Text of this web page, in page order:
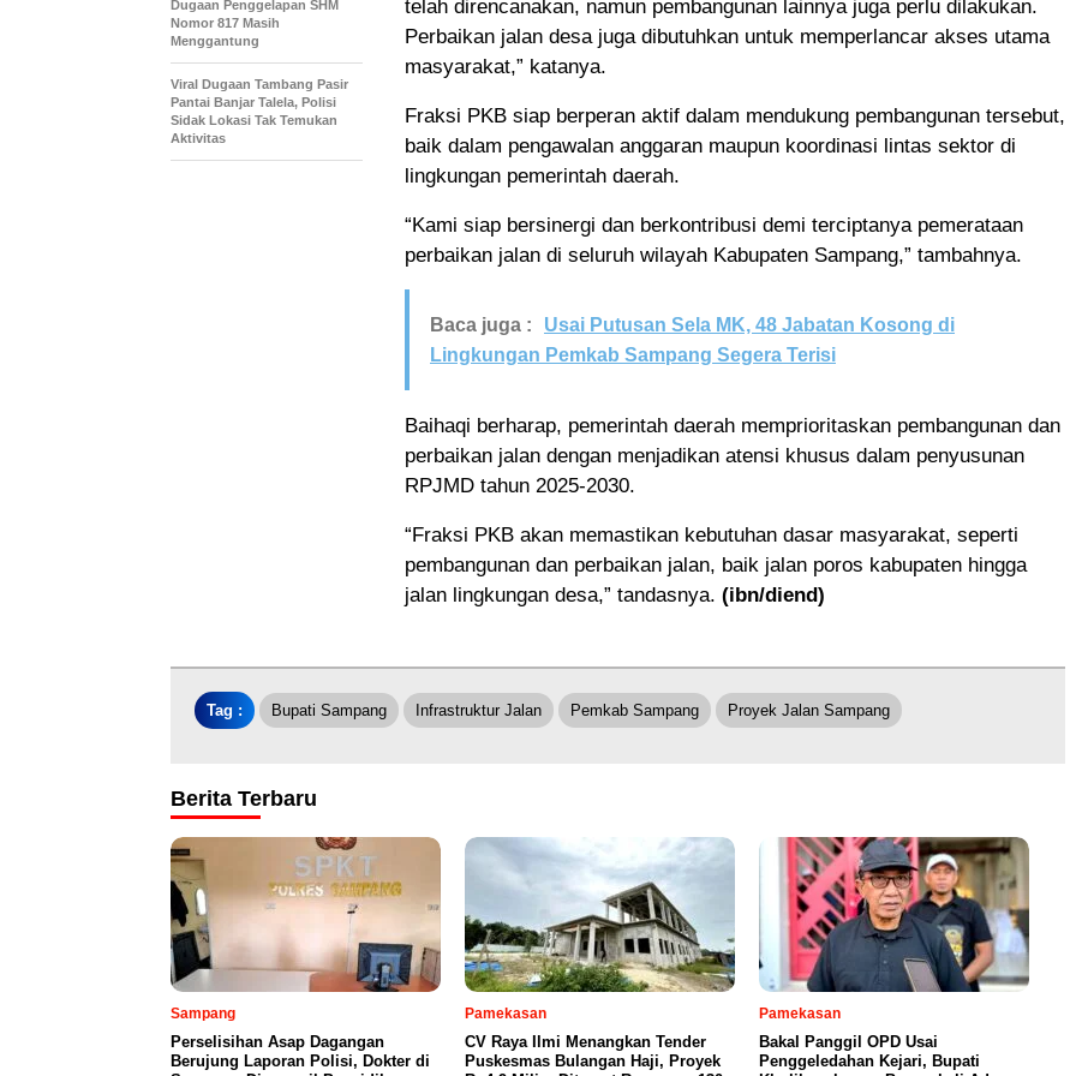
telah direncanakan, namun pembangunan lainnya juga perlu dilakukan.
Perbaikan jalan desa juga dibutuhkan untuk memperlancar akses utama
masyarakat,” katanya.
Fraksi PKB siap berperan aktif dalam mendukung pembangunan tersebut,
baik dalam pengawalan anggaran maupun koordinasi lintas sektor di
lingkungan pemerintah daerah.
“Kami siap bersinergi dan berkontribusi demi terciptanya pemerataan
perbaikan jalan di seluruh wilayah Kabupaten Sampang,” tambahnya.
Baca juga :
Usai Putusan Sela MK, 48 Jabatan Kosong di
Lingkungan Pemkab Sampang Segera Terisi
Baihaqi berharap, pemerintah daerah memprioritaskan pembangunan dan
perbaikan jalan dengan menjadikan atensi khusus dalam penyusunan
RPJMD tahun 2025-2030.
“Fraksi PKB akan memastikan kebutuhan dasar masyarakat, seperti
pembangunan dan perbaikan jalan, baik jalan poros kabupaten hingga
jalan lingkungan desa,” tandasnya. (ibn/diend)
Dugaan Penggelapan SHM
Nomor 817 Masih
Menggantung
Viral Dugaan Tambang Pasir
Pantai Banjar Talela, Polisi
Sidak Lokasi Tak Temukan
Aktivitas
Tag : Bupati Sampang Infrastruktur Jalan Pemkab Sampang Proyek Jalan Sampang
Berita Terbaru
Sampang
Perselisihan Asap Dagangan
Berujung Laporan Polisi, Dokter di
Pamekasan
CV Raya Ilmi Menangkan Tender
Puskesmas Bulangan Haji, Proyek
Pamekasan
Bakal Panggil OPD Usai
Penggeledahan Kejari, Bupati